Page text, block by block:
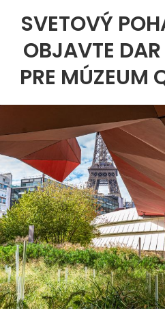
SVETOVÝ
OBJAVTE
PRE MÚZEUM